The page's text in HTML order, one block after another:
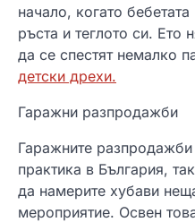
начало, когато
ръста и теглото си. Ето
да се спестят немалко
детски дрехи.
Гаражни разпродажби
Гаражните разпродажби
практика в България,
да намерите хубави
мероприятие. Освен